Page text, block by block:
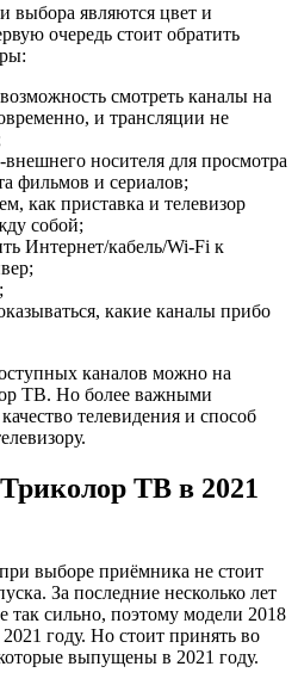
являются цвет и
очередь стоит обратить
смотреть каналы на
и трансляции не
носителя для просмотра
фильмов и сериалов;
как приставка и телевизор
собой;
Интернет/кабель/Wi-Fi к
какие каналы прибо
каналов можно на
ТВ. Но более важными
телевидения и способ
ТВ в 2021
выборе приёмника не стоит
За последние несколько лет
так сильно, поэтому модели 2018
году. Но стоит принять во
выпущены в 2021 году.